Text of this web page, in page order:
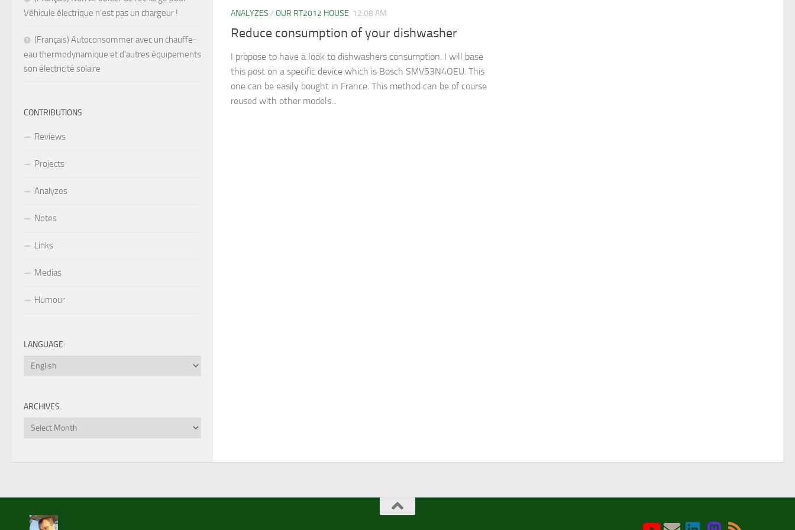
ANALYZES / OUR RT2012 HOUSE 12:08 AM
Reduce consumption of your dishwasher
I propose to have a look to dishwashers consumption. I will base
this post on a specific device which is Bosch SMV53N4OEU. This
one can be easily bought in France. This method can be of course
reused with other models...
Véhicule électrique n’est pas un chargeur !
(Français) Autoconsommer avec un chauffe-
eau thermodynamique et d’autres équipements
son électricité solaire
CONTRIBUTIONS
Reviews
Projects
Analyzes
Notes
Links
Medias
Humour
LANGUAGE:
ARCHIVES
Archives